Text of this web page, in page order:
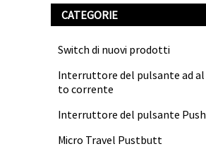
CATEGORIE
Switch di nuovi prodotti
Interruttore del pulsante ad al
to corrente
Interruttore del pulsante Push
Micro Travel Pustbutt